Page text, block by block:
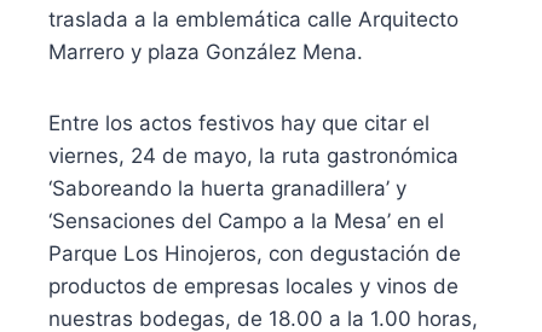
traslada a la emblemática calle Arquitecto
Marrero y plaza González Mena.
Entre los actos festivos hay que citar el
viernes, 24 de mayo, la ruta gastronómica
‘Saboreando la huerta granadillera’ y
‘Sensaciones del Campo a la Mesa’ en el
Parque Los Hinojeros, con degustación de
productos de empresas locales y vinos de
nuestras bodegas, de 18.00 a la 1.00 horas,